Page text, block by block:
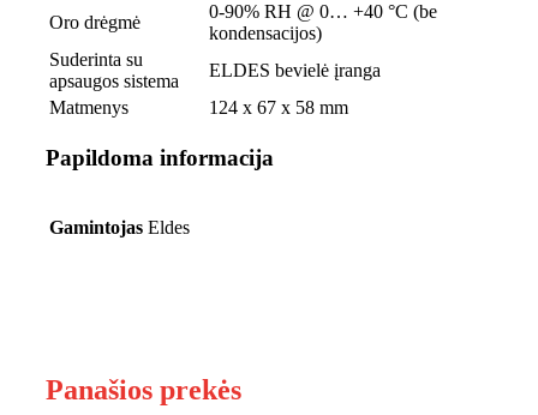
Oro drėgmė
0-90% RH @ 0… +40 °C (be
kondensacijos)
Suderinta su
apsaugos sistema
ELDES bevielė įranga
Matmenys
124 x 67 x 58 mm
Papildoma informacija
Gamintojas Eldes
Panašios prekės